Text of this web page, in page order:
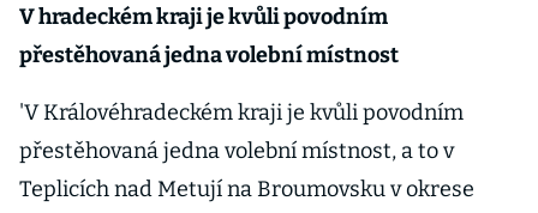
V hradeckém kraji je kvůli povodním
přestěhovaná jedna volební místnost
'V Královéhradeckém kraji je kvůli povodním
přestěhovaná jedna volební místnost, a to v
Teplicích nad Metují na Broumovsku v okrese